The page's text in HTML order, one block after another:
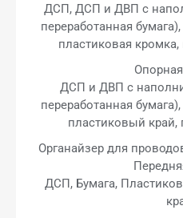
ДСП, ДСП и ДВП с
переработанная
пластиковая
ДСП и ДВП с
переработанная
пластиковый край,
Органайзер для
ДСП, Бумага,